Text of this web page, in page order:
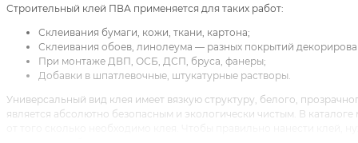
Строительный клей ПВА применяется для таких работ:
Склеивания бумаги, кожи, ткани, картона;
Склеивания обоев, линолеума — разных покрытий
При монтаже ДВП, ОСБ, ДСП, бруса, фанеры;
Добавки в шпатлевочные, штукатурные растворы.
Универсальный вид клея имеет вязкую структуру, белого,
является абсолютно безопасным и экологически чистым. В